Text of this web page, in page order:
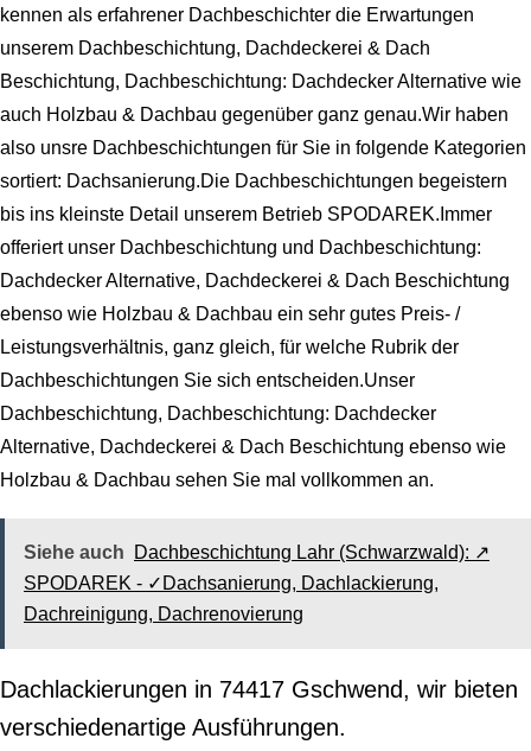
kennen als erfahrener Dachbeschichter die Erwartungen
unserem Dachbeschichtung, Dachdeckerei & Dach
Beschichtung, Dachbeschichtung: Dachdecker Alternative wie
auch Holzbau & Dachbau gegenüber ganz genau.Wir haben
also unsre Dachbeschichtungen für Sie in folgende Kategorien
sortiert: Dachsanierung.Die Dachbeschichtungen begeistern
bis ins kleinste Detail unserem Betrieb SPODAREK.Immer
offeriert unser Dachbeschichtung und Dachbeschichtung:
Dachdecker Alternative, Dachdeckerei & Dach Beschichtung
ebenso wie Holzbau & Dachbau ein sehr gutes Preis- /
Leistungsverhältnis, ganz gleich, für welche Rubrik der
Dachbeschichtungen Sie sich entscheiden.Unser
Dachbeschichtung, Dachbeschichtung: Dachdecker
Alternative, Dachdeckerei & Dach Beschichtung ebenso wie
Holzbau & Dachbau sehen Sie mal vollkommen an.
Siehe auch
Dachbeschichtung Lahr (Schwarzwald): ↗️
SPODAREK - ✓Dachsanierung, Dachlackierung,
Dachreinigung, Dachrenovierung
Dachlackierungen in 74417 Gschwend, wir bieten
verschiedenartige Ausführungen.